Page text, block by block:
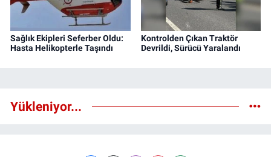
Sağlık Ekipleri Seferber Oldu:
Hasta Helikopterle Taşındı
Kontrolden Çıkan Traktör
Devrildi, Sürücü Yaralandı
Yükleniyor...